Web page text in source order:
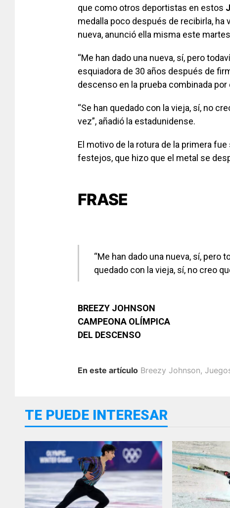
que como otros deportistas en estos
medalla poco después de recibirla,
nueva, anunció ella misma este
“Me han dado una nueva, sí, pero
esquiadora de 30 años después de
descenso en la prueba combinada por
“Se han quedado con la vieja, sí, no
vez”, añadió la estadunidense.
El motivo de la rotura de la primera
festejos, que hizo que el metal se
FRASE
“Me han dado una nueva, sí, pero
quedado con la vieja, sí, no creo
BREEZY JOHNSON
CAMPEONA OLÍMPICA
DEL DESCENSO
En este artículo Breezy Johnson,
TE PUEDE INTERESAR